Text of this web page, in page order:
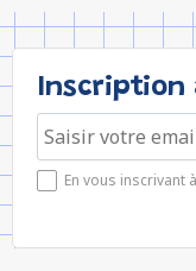
En vous inscrivant